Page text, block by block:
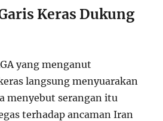
Keras Dukung
yang menganut
langsung menyuarakan
menyebut serangan itu
terhadap ancaman Iran